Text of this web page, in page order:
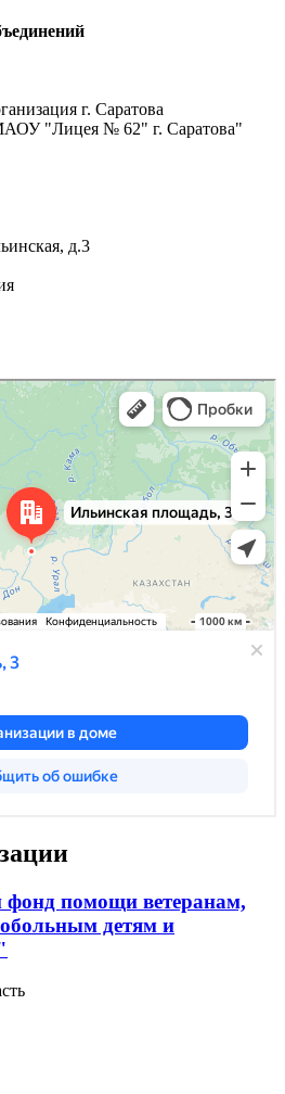
г. Саратова
"Лицея № 62" г. Саратова"
д.3
фонд помощи ветеранам,
детям и